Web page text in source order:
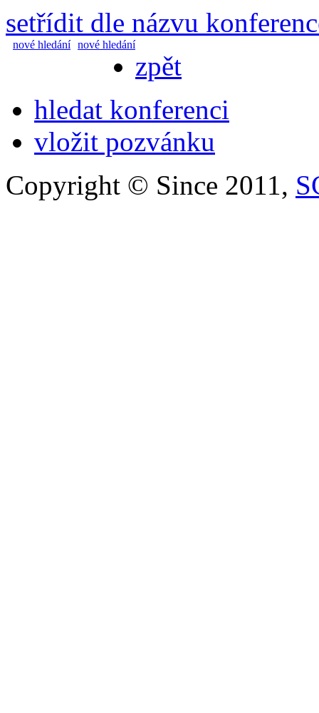
setřídit dle názvu
nové hledání nové hledání
zpět
hledat konferenci
vložit pozvánku
Copyright © Since 2011,